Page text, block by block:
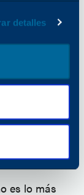
detalles
"hacer" y
torno a ello.
ahora
ha
es lo más